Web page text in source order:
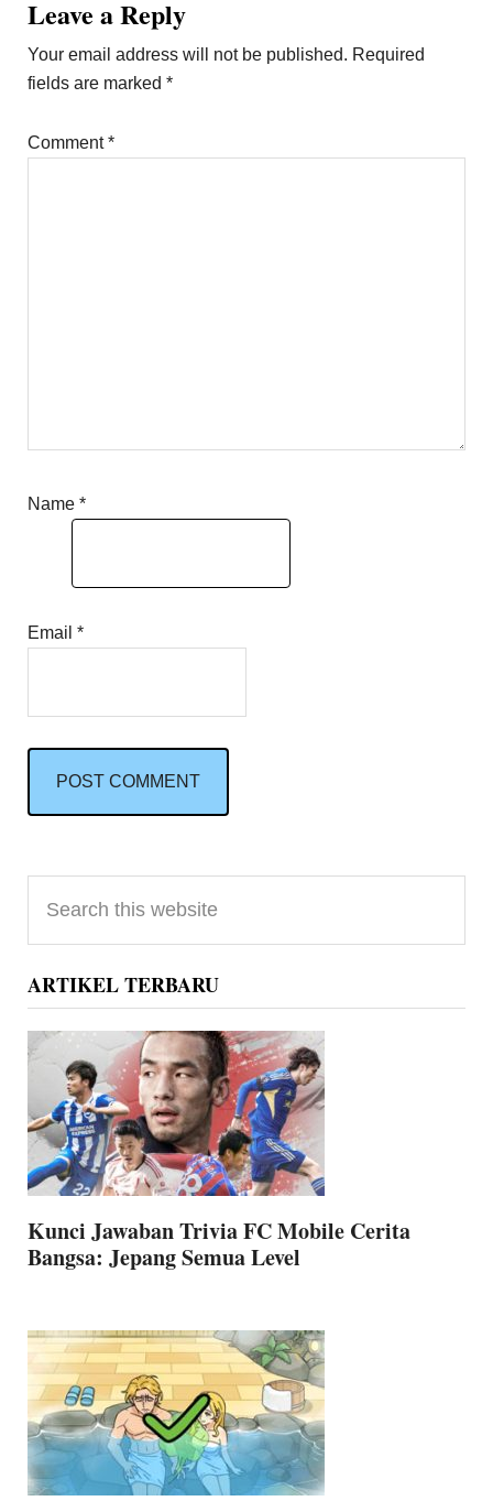
Reader
Interactions
Leave a Reply
Your email address will not be published. Required
fields are marked*
Comment*
Name*
Email*
Primary
Sidebar
this
website
ARTIKEL TERBARU
Kunci Jawaban Trivia FC Mobile Cerita
Bangsa: Jepang Semua Level